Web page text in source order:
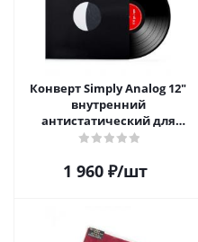
Конверт Simply Analog 12"
внутренний
антистатический для
пластинок (25 шт)
1 960₽/шт